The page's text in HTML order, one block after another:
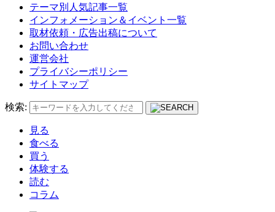
テーマ別人気記事一覧
インフォメーション＆イベント一覧
取材依頼・広告出稿について
お問い合わせ
運営会社
プライバシーポリシー
サイトマップ
検索:
見る
食べる
買う
体験する
読む
コラム